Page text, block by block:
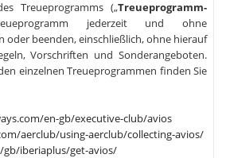
Treueprogramms („Treueprogramm-
jederzeit und ohne
oder beenden, einschließlich, ohne hierauf
Vorschriften und Sonderangeboten.
einzelnen Treueprogrammen finden Sie
en-gb/executive-club/avios
aerclub/using-aerclub/collecting-avios/
iberiaplus/get-avios/